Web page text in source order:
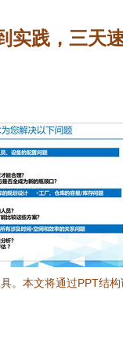
实践，三天
本文将通过PPT结